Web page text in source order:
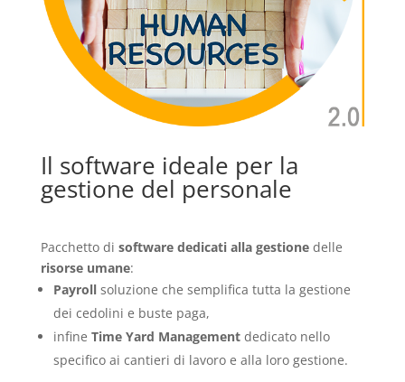
Il software ideale per la
gestione del personale
Pacchetto di software dedicati alla gestionedelle
risorse umane:
Payrollsoluzione che semplifica tutta la gestione
dei cedolini e buste paga,
infine Time Yard Managementdedicato nello
specifico ai cantieri di lavoro e alla loro gestione.